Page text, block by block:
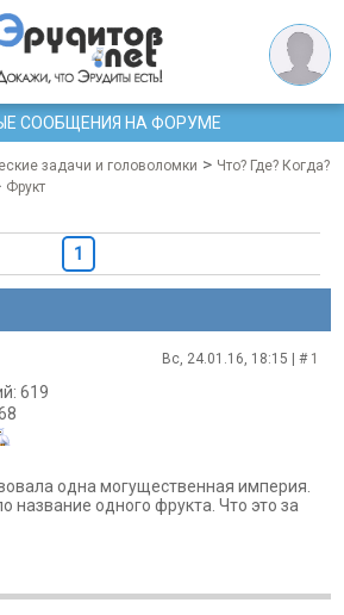
СООБЩЕНИЯ НА ФОРУМЕ
задачи и головоломки > Что? Где? Когда?
Фрукт
1
Вс, 24.01.16, 18:15 | # 1
619
одна могущественная империя.
название одного фрукта. Что это за